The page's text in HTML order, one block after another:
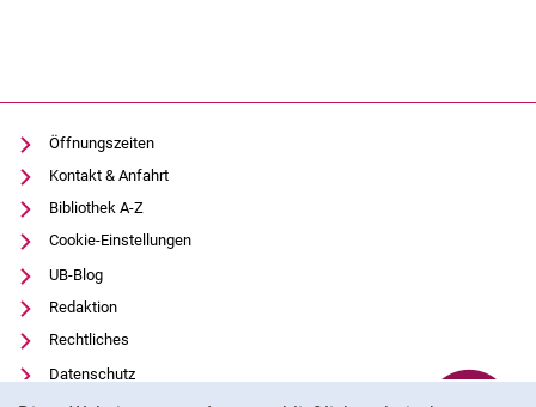
Öffnungszeiten
Kontakt & Anfahrt
Bibliothek A-Z
Cookie-Einstellungen
UB-Blog
Redaktion
Rechtliches
Datenschutz